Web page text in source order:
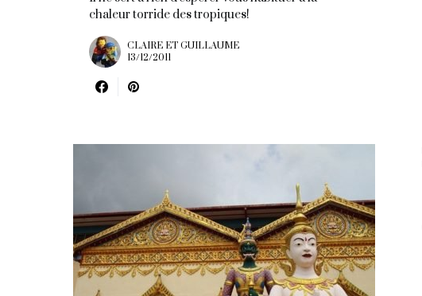
chaleur torride des tropiques!
CLAIRE ET GUILLAUME
13/12/2011